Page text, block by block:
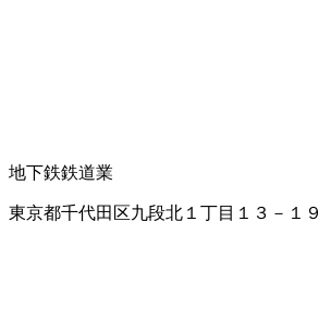
地下鉄鉄道業
東京都千代田区九段北１丁目１３－１９